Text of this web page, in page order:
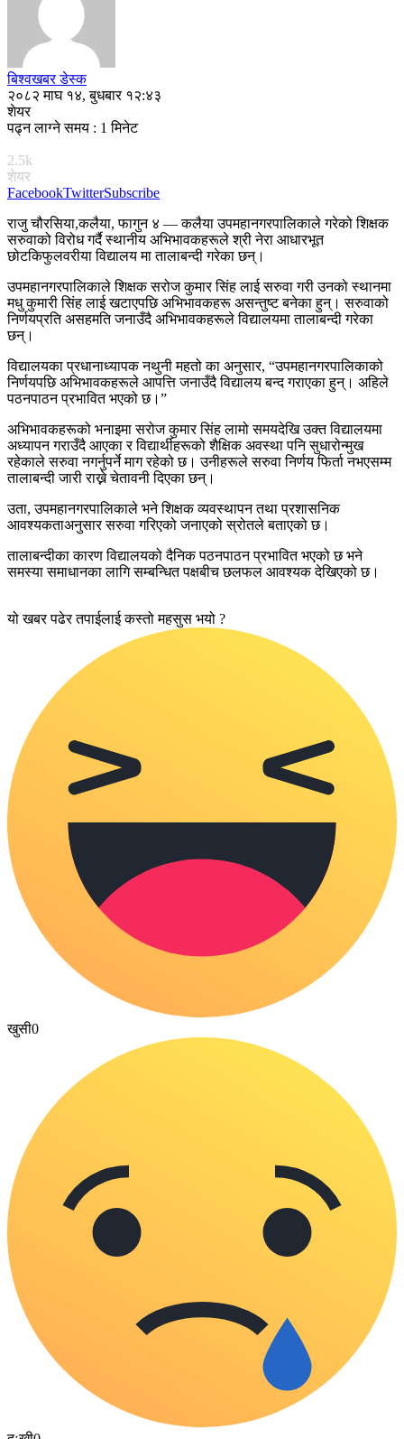
बिश्वखबर डेस्क
२०८२ माघ १४, बुधबार १२:४३
शेयर
पढ्न लाग्ने समय : 1 मिनेट
2.5k
शेयर
FacebookTwitterSubscribe
राजु चौरसिया,कलैया, फागुन ४ — कलैया उपमहानगरपालिकाले गरेको शिक्षक
सरुवाको विरोध गर्दै स्थानीय अभिभावकहरूले श्री नेरा आधारभूत
छोटकिफुलवरीया विद्यालय मा तालाबन्दी गरेका छन्।
उपमहानगरपालिकाले शिक्षक सरोज कुमार सिंह लाई सरुवा गरी उनको स्थानमा
मधु कुमारी सिंह लाई खटाएपछि अभिभावकहरू असन्तुष्ट बनेका हुन्। सरुवाको
निर्णयप्रति असहमति जनाउँदै अभिभावकहरूले विद्यालयमा तालाबन्दी गरेका
छन्।
विद्यालयका प्रधानाध्यापक नथुनी महतो का अनुसार, “उपमहानगरपालिकाको
निर्णयपछि अभिभावकहरूले आपत्ति जनाउँदै विद्यालय बन्द गराएका हुन्। अहिले
पठनपाठन प्रभावित भएको छ।”
अभिभावकहरूको भनाइमा सरोज कुमार सिंह लामो समयदेखि उक्त विद्यालयमा
अध्यापन गराउँदै आएका र विद्यार्थीहरूको शैक्षिक अवस्था पनि सुधारोन्मुख
रहेकाले सरुवा नगर्नुपर्ने माग रहेको छ। उनीहरूले सरुवा निर्णय फिर्ता नभएसम्म
तालाबन्दी जारी राख्ने चेतावनी दिएका छन्।
उता, उपमहानगरपालिकाले भने शिक्षक व्यवस्थापन तथा प्रशासनिक
आवश्यकताअनुसार सरुवा गरिएको जनाएको स्रोतले बताएको छ।
तालाबन्दीका कारण विद्यालयको दैनिक पठनपाठन प्रभावित भएको छ भने
समस्या समाधानका लागि सम्बन्धित पक्षबीच छलफल आवश्यक देखिएको छ।
यो खबर पढेर तपाईलाई कस्तो महसुस भयो ?
खुसी0